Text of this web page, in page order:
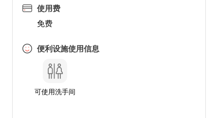
使用费
免费
便利设施使用信息
可使用洗手间